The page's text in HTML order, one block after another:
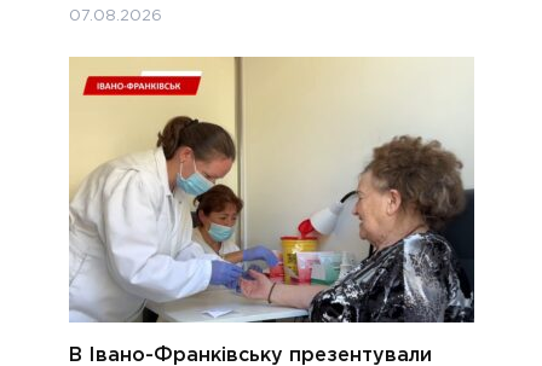
07.08.2026
В Івано-Франківську презентували